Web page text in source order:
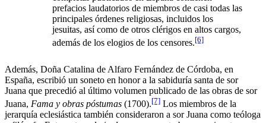
prefacios laudatorios de miembros de casi todas las
principales órdenes religiosas, incluidos los
jesuitas, así como de otros clérigos en altos cargos,
además de los elogios de los censores.[6]
Además, Doña Catalina de Alfaro Fernández de Córdoba, en
España, escribió un soneto en honor a la sabiduría santa de sor
Juana que precedió al último volumen publicado de las obras de sor
Juana, Fama y obras póstumas (1700).[7] Los miembros de la
jerarquía eclesiástica también consideraron a sor Juana como teóloga